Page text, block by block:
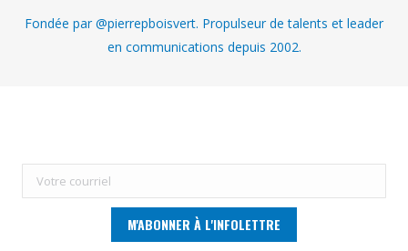
Fondée par @pierrepboisvert. Propulseur de talents et leader
en communications depuis 2002.